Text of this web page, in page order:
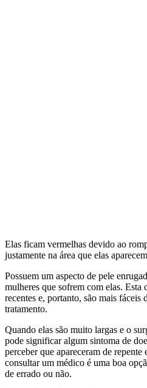
Elas ficam vermelhas devido ao
justamente na área que elas
Possuem um aspecto de pele
mulheres que sofrem com elas. Esta
recentes e, portanto, são mais fáceis
tratamento.
Quando elas são muito largas e o
pode significar algum sintoma de
perceber que apareceram de
consultar um médico é uma boa
de errado ou não.